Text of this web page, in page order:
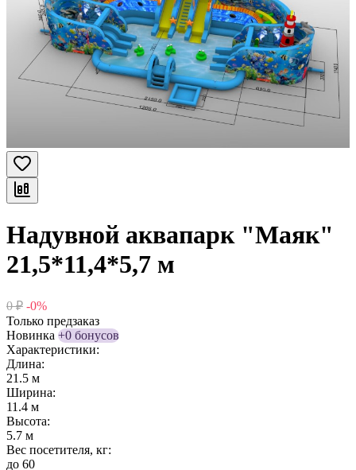
Надувной аквапарк "Маяк"
21,5*11,4*5,7 м
0 ₽ -0%
Только предзаказ
Новинка +0 бонусов
Характеристики:
Длина:
21.5 м
Ширина:
11.4 м
Высота:
5.7 м
Вес посетителя, кг:
до 60